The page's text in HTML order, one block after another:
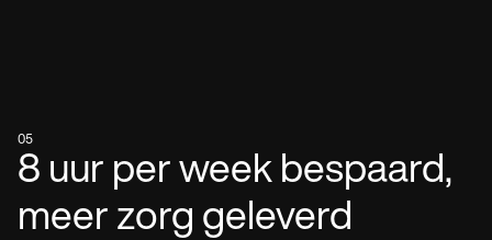
05
8 uur per week bespaard,
meer zorg geleverd